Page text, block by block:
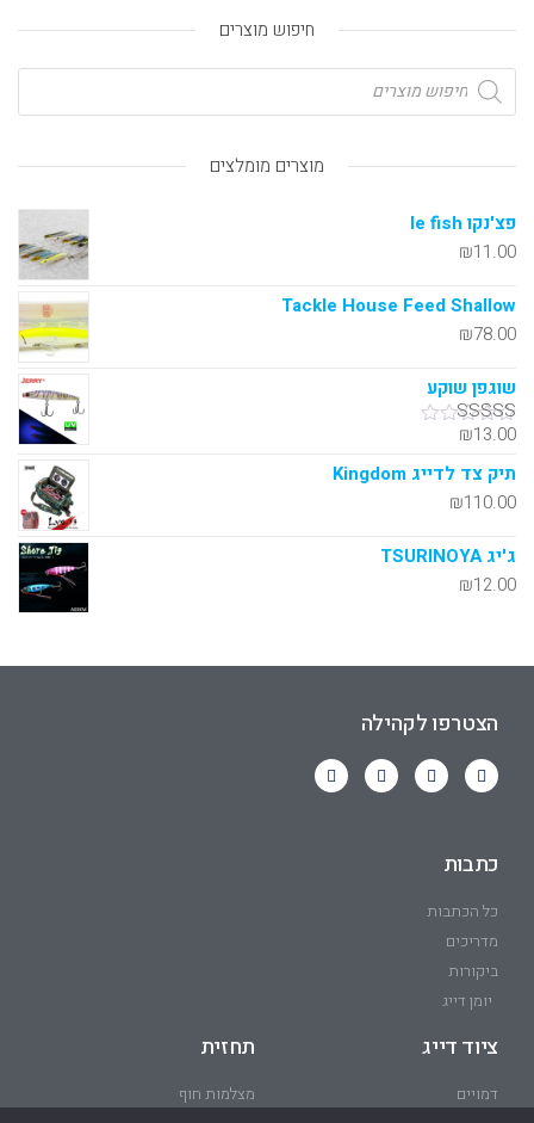
חיפוש מוצרים
מוצרים מומלצים
פצ'נקו le fish
₪11.00
Tackle House Feed Shallow
₪78.00
שוגפן שוקע
דורג5.00
₪13.00
תיק צד לדייג Kingdom
₪110.00
ג'יג TSURINOYA
₪12.00
הצטרפו לקהילה
כתבות
כל הכתבות
מדריכים
ביקורות
יומן דייג
ציוד דייג
דמויים
תחזית
מצלמות חוף